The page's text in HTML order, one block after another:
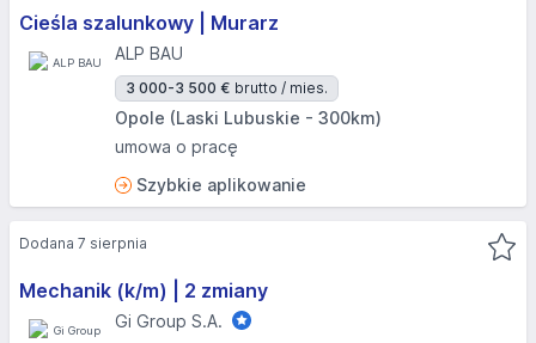
Cieśla szalunkowy | Murarz
ALP BAU
3 000-3 500 € brutto / mies.
Opole (Laski Lubuskie - 300km)
umowa o pracę
Szybkie aplikowanie
Mechanik (k/m) | 2 zmiany
Gi Group S.A.
Dodana 7 sierpnia